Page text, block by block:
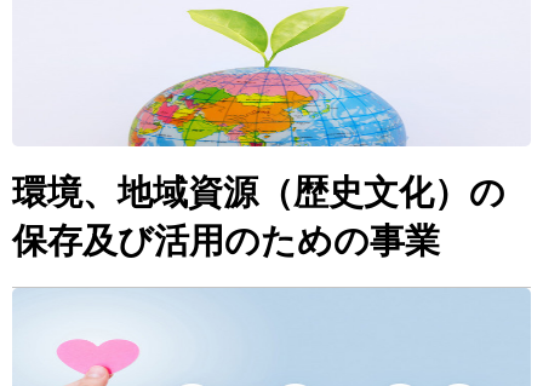
環境、地域資源（歴史文化）の
保存及び活用のための事業